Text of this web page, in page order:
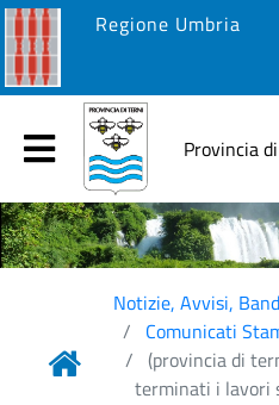
Regione Umbria
Provincia
Notizie, Avvisi,
Comunicati
(provincia di
terminati i lavori